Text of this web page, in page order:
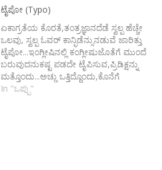
ಟೈಪೋ (Typo)
ಏಕಾಗ್ರತೆಯ ಕೊರತೆ,ತಂತ್ರಜ್ಞಾನದೆಡೆ ಸ್ವಲ್ಪ ಹೆಚ್ಚೇ
ಒಲವು, ಸ್ವಲ್ಪ ಓವರ್ ಕಾನ್ಫಿಡೆನ್ಸುನಡುವೆ ಜಾರಿತ್ತು
ಟೈಪೋ...ಇಂಗ್ಲೀಷಿನಲ್ಲಿ ಕಂಗ್ಲೀಷುಜೊತೆಗೆ ಮುಂದೆ
ಬರುವುದನುಕಷ್ಟ ಪಡದೇ ಟೈಪಿಸುವ,ಪ್ರಿಡಿಕ್ಷನ್ನು
ಮತ್ತೊಂದು...ಅಚ್ಚು ಒತ್ತಿದ್ದೊಂದು,ಕೊನೆಗೆ
ದಕ್ಕಿದ್ದಿನ್ನೊಂದುಮೀರಿತ್ತು ಕಾಲ,
In "ಒಪ್ಪು"